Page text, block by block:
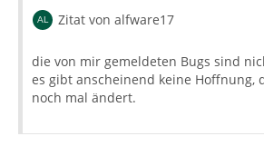
Zitat von alfware17
die von mir gemeldeten Bugs sind
es gibt anscheinend keine Hoffnung,
noch mal ändert.